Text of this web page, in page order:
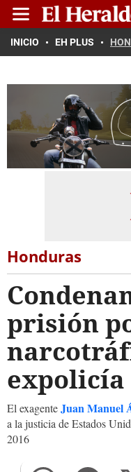
INICIO EH PLUS
Honduras
prisión
expolicía
El exagenteJuan Manuel
a la justicia de Estados
2016